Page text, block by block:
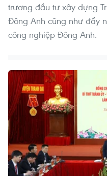
trương đầu tư xây dựng
Đông Anh cũng như đẩy
công nghiệp Đông Anh.